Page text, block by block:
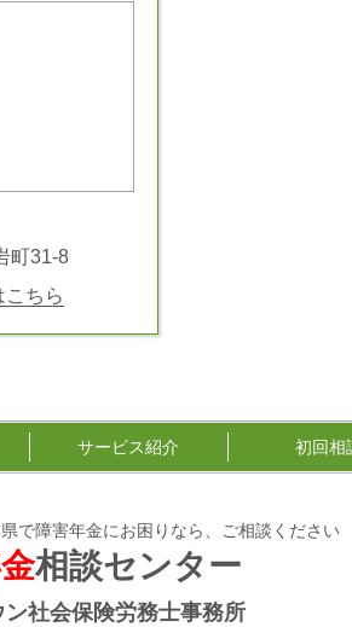
町31-8
こちら
サービス紹介 初回相
で障害年金にお困りなら、ご相談ください
相談センター
社会保険労務士事務所